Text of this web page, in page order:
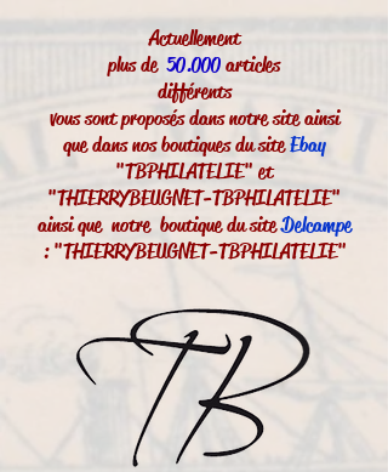
Actuellement
plus de50.000articles
différents
vous sont proposés dans notre site ainsi
que dans nos boutiques du siteEbay
"TBPHILATELIE" et
"THIERRYBEUGNET-TBPHILATELIE"
ainsi que notre boutique du siteDelcampe
: "THIERRYBEUGNET-TBPHILATELIE"